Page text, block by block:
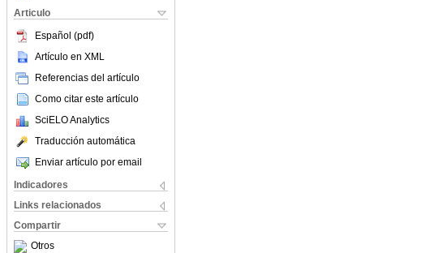
Articulo
Español (pdf)
Artículo en XML
Referencias del artículo
Como citar este artículo
SciELO Analytics
Traducción automática
Enviar artículo por email
Indicadores
Links relacionados
Compartir
Otros